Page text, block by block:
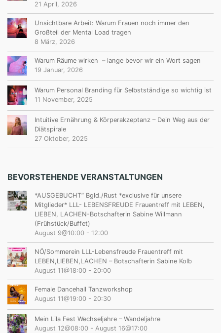
21 April, 2026
Unsichtbare Arbeit: Warum Frauen noch immer den
Großteil der Mental Load tragen
8 März, 2026
Warum Räume wirken – lange bevor wir ein Wort sagen
19 Januar, 2026
Warum Personal Branding für Selbstständige so wichtig ist
11 November, 2025
Intuitive Ernährung & Körperakzeptanz – Dein Weg aus der
Diätspirale
27 Oktober, 2025
BEVORSTEHENDE VERANSTALTUNGEN
*AUSGEBUCHT“ Bgld./Rust *exclusive für unsere
Mitglieder* LLL- LEBENSFREUDE Frauentreff mit LEBEN,
LIEBEN, LACHEN-Botschafterin Sabine Willmann
(Frühstück/Buffet)
August 9@10:00 - 12:00
NÖ/Sommerein LLL-Lebensfreude Frauentreff mit
LEBEN,LIEBEN,LACHEN – Botschafterin Sabine Kolb
August 11@18:00 - 20:00
Female Dancehall Tanzworkshop
August 11@19:00 - 20:30
Mein Lila Fest Wechseljahre – Wandeljahre
August 12@08:00 - August 16@17:00